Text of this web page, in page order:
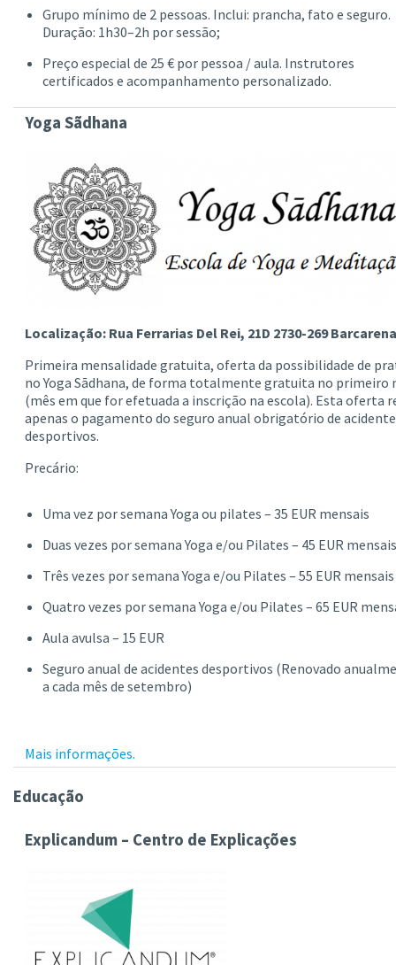
Grupo mínimo de 2 pessoas. Inclui: prancha, fato e seguro.
Duração: 1h30–2h por sessão;
Preço especial de 25 € por pessoa / aula. Instrutores
certificados e acompanhamento personalizado.
Yoga Sãdhana
Localização: Rua Ferrarias Del Rei, 21D 2730-269 Barcarena
Primeira mensalidade gratuita, oferta da possibilidade de
no Yoga Sādhana, de forma totalmente gratuita no primeiro
(mês em que for efetuada a inscrição na escola). Esta oferta
apenas o pagamento do seguro anual obrigatório de
desportivos.
Precário:
Uma vez por semana Yoga ou pilates – 35 EUR mensais
Duas vezes por semana Yoga e/ou Pilates – 45 EUR mensais
Três vezes por semana Yoga e/ou Pilates – 55 EUR mensais
Quatro vezes por semana Yoga e/ou Pilates – 65 EUR
Aula avulsa – 15 EUR
Seguro anual de acidentes desportivos (Renovado
a cada mês de setembro)
Mais informações.
Educação
Explicandum – Centro de Explicações